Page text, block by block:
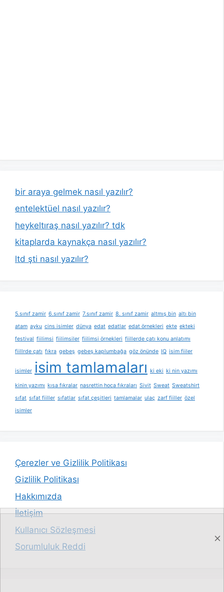
bir araya gelmek nasıl yazılır?
entelektüel nasıl yazılır?
heykeltıraş nasıl yazılır? tdk
kitaplarda kaynakça nasıl yazılır?
ltd şti nasıl yazılır?
5.sınıf zamir 6.sınıf zamir 7.sınıf zamir 8. sınıf zamir altmış bin altı bin
atam ayku cins isimler dünya edat edatlar edat örnekleri ekte ekteki
festival fiilimsi fiilimsiler fiilimsi örnekleri fiillerde çatı konu anlatımı
fiillrde çatı fıkra gebeş gebeş kaplumbağa göz önünde IQ isim fiiler
isimler isim tamlamaları ki eki ki nin yazımı
kinin yazımı kısa fıkralar nasrettin hoca fıkraları Sivit Sweat Sweatshirt
sıfat sıfat fiiller sıfatlar sıfat çeşitleri tamlamalar ulaç zarf fiiller özel
isimler
Çerezler ve Gizlilik Politikası
Gizlilik Politikası
Hakkımızda
İletişim
Kullanıcı Sözleşmesi
Sorumluluk Reddi